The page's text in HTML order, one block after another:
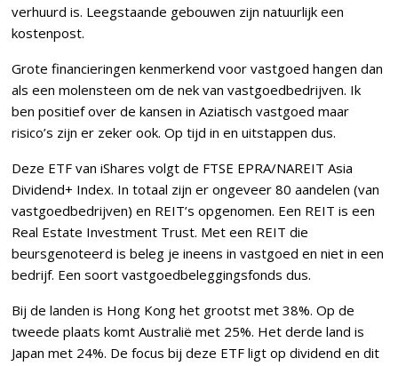
verhuurd is. Leegstaande gebouwen zijn natuurlijk een
kostenpost.
Grote financieringen kenmerkend voor vastgoed hangen dan
als een molensteen om de nek van vastgoedbedrijven. Ik
ben positief over de kansen in Aziatisch vastgoed maar
risico’s zijn er zeker ook. Op tijd in en uitstappen dus.
Deze ETF van iShares volgt de FTSE EPRA/NAREIT Asia
Dividend+ Index. In totaal zijn er ongeveer 80 aandelen (van
vastgoedbedrijven) en REIT’s opgenomen. Een REIT is een
Real Estate Investment Trust. Met een REIT die
beursgenoteerd is beleg je ineens in vastgoed en niet in een
bedrijf. Een soort vastgoedbeleggingsfonds dus.
Bij de landen is Hong Kong het grootst met 38%. Op de
tweede plaats komt Australië met 25%. Het derde land is
Japan met 24%. De focus bij deze ETF ligt op dividend en dit